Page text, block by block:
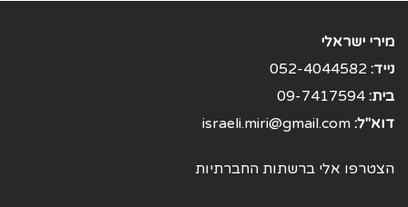
מירי ישראלי
נייד: 052-4044582
בית: 09-7417594
דוא"ל: israeli.miri@gmail.com
הצטרפו אלי ברשתות החברתיות